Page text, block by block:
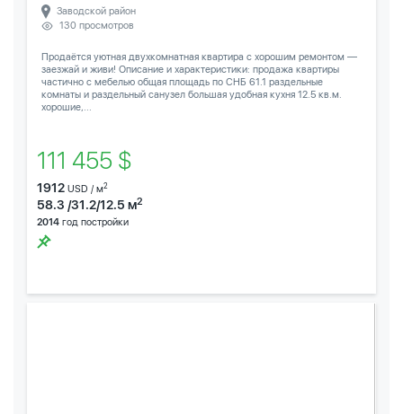
Заводской район
130 просмотров
Продаётся уютная двухкомнатная квартира с хорошим ремонтом —
заезжай и живи! Описание и характеристики: продажа квартиры
частично с мебелью общая площадь по СНБ 61.1 раздельные
комнаты и раздельный санузел большая удобная кухня 12.5 кв.м.
хорошие,...
111 455 $
1912 USD / м2
58.3 /31.2/12.5 м2
2014 год постройки